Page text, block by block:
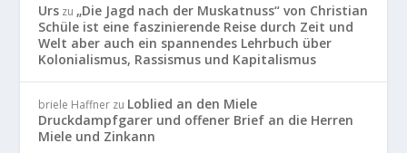
Urs zu „Die Jagd nach der Muskatnuss“ von Christian
Schüle ist eine faszinierende Reise durch Zeit und
Welt aber auch ein spannendes Lehrbuch über
Kolonialismus, Rassismus und Kapitalismus
briele Haffner zu Loblied an den Miele
Druckdampfgarer und offener Brief an die Herren
Miele und Zinkann